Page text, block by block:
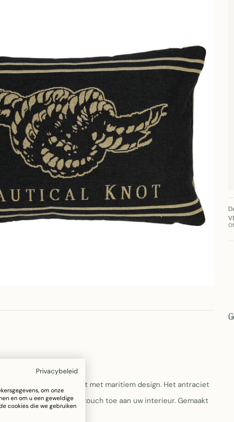
Knot 30x45cm
combineert comfort met maritiem design. Het antraciet
voegt een maritieme touch toe aan uw interieur. Gemaakt
of slaapkamer.
Privacybeleid
om onze
en om u een geweldige
cookies die we gebruiken